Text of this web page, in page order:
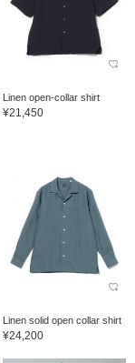
Linen open-collar shirt
¥21,450
Linen solid open collar shirt
¥24,200